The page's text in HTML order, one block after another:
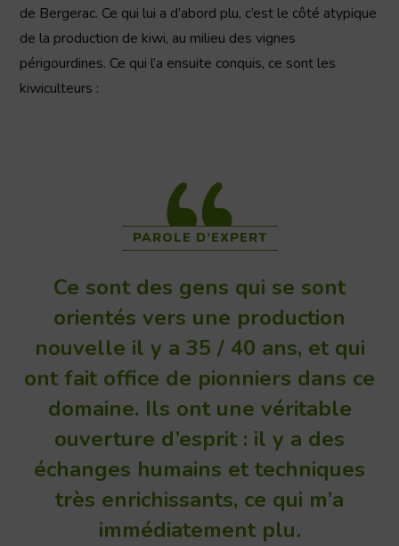
de Bergerac. Ce qui lui a d’abord plu, c’est le côté atypique
de la production de kiwi, au milieu des vignes
périgourdines. Ce qui l’a ensuite conquis, ce sont les
kiwiculteurs :
PAROLE D’EXPERT
Ce sont des gens qui se sont
orientés vers une production
nouvelle il y a 35 / 40 ans, et qui
ont fait office de pionniers dans ce
domaine. Ils ont une véritable
ouverture d’esprit : il y a des
échanges humains et techniques
très enrichissants, ce qui m’a
immédiatement plu.